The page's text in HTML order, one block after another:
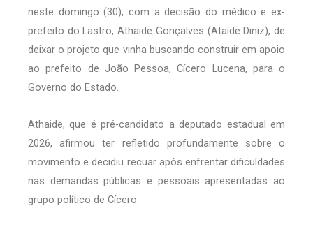
neste domingo (30), com a decisão do médico e ex-
prefeito do Lastro, Athaide Gonçalves (Ataíde Diniz), de
deixar o projeto que vinha buscando construir em apoio
ao prefeito de João Pessoa, Cícero Lucena, para o
Governo do Estado.
Athaide, que é pré-candidato a deputado estadual em
2026, afirmou ter refletido profundamente sobre o
movimento e decidiu recuar após enfrentar dificuldades
nas demandas públicas e pessoais apresentadas ao
grupo político de Cícero.